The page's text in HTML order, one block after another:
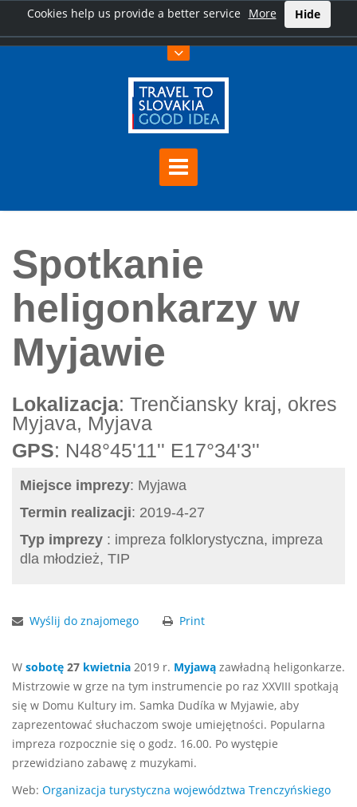
Cookies help us provide a better service More Hide
Spotkanie heligonkarzy w Myjawie
Spotkanie
heligonkarzy w
Myjawie
Lokalizacja: Trenčiansky kraj, okres
Myjava, Myjava
GPS: N48°45'11'' E17°34'3''
Miejsce imprezy: Myjawa
Termin realizacji: 2019-4-27
Typ imprezy : impreza folklorystyczna, impreza
dla młodzież, TIP
Wyślij do znajomego Print
W sobotę 27 kwietnia 2019 r. Myjawą zawładną heligonkarze.
Mistrzowie w grze na tym instrumencie po raz XXVIII spotkają
się w Domu Kultury im. Samka Dudíka w Myjawie, aby
zaprezentować słuchaczom swoje umiejętności. Popularna
impreza rozpocznie się o godz. 16.00. Po występie
przewidziano zabawę z muzykami.
Web: Organizacja turystyczna województwa Trenczyńskiego